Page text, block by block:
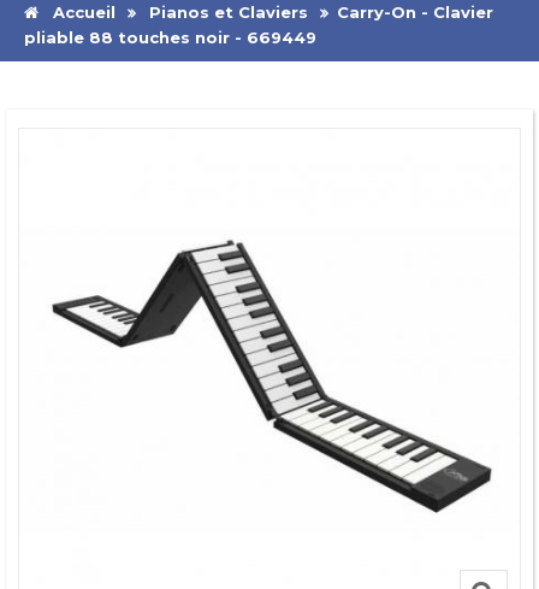
Accueil Pianos et Claviers
Carry-On - Clavier
pliable 88 touches noir - 669449